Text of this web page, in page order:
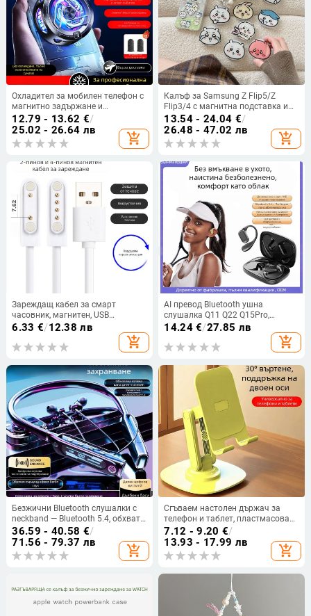
Охладител за мобилен телефон с
магнитно задържане и
полупроводниково охлаждане —
SR17, 10W USB-C, ABS корпус, 65 g
12.79 - 13.62 €/
25.02 - 26.64 лв
add_shopping_cart
Калъф за Samsung Z Flip5/Z
Flip3/4 с магнитна подставка и
карикатурен дизайн
13.54 - 24.04 €/
26.48 - 47.02 лв
add_shopping_cart
Зареждащ кабел за смарт
часовник, магнитен, USB
интерфейс, 4-пинов, 7,62 мм,
6.33 €/12.38 лв
add_shopping_cart
AI превод Bluetooth ушна
слушалка Q11 Q22 Q15Pro,
Bluetooth 5.3, обхват 10 м, време
на работа 4–8 ч, цифров дисплей
14.24€/27.85 лв
add_shopping_cart
Безжични Bluetooth слушалки с
neckband — Bluetooth 5.4, обхват
10 м, живот на батерията над 8 ч,
стерео звук, цифров дисплей
36.59 - 40.58 €/
71.56 - 79.37 лв
add_shopping_cart
Сгъваем настолен държач за
телефон и таблет, пластмасова
конструкция, сгъваем дизайн,
държач за мобилен телефон и
държач за таблет
7.12 - 9.20 €/
13.93 - 17.99 лв
add_shopping_cart